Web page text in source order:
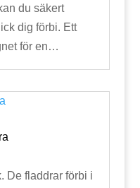
du säkert
dig förbi. Ett
för en…
De fladdrar förbi i